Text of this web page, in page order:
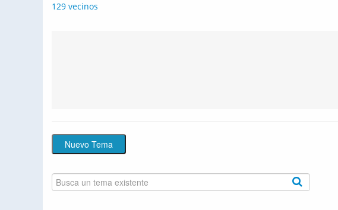
129 vecinos